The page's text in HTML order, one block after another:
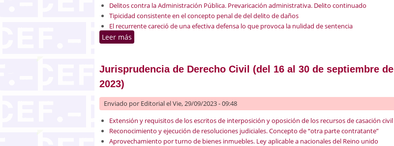
Delitos contra la Administración Pública. Prevaricación administrativa. Delito continuado
Tipicidad consistente en el concepto penal de del delito de daños
El recurrente careció de una efectiva defensa lo que provoca la nulidad de sentencia
Leer más
Jurisprudencia de Derecho Civil (del 16 al 30 de septiembre de
2023)
Enviado por Editorialel Vie, 29/09/2023 - 09:48
Extensión y requisitos de los escritos de interposición y oposición de los recursos de casación civil
Reconocimiento y ejecución de resoluciones judiciales. Concepto de “otra parte contratante”
Aprovechamiento por turno de bienes inmuebles. Ley aplicable a nacionales del Reino unido